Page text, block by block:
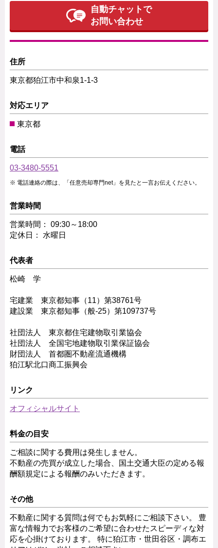
自動チャットで
お問い合わせ
住所
東京都狛江市中和泉1-1-3
対応エリア
東京都
電話
03-3480-5551
電話連絡の際は、「任意売却専門net」を見たと一言お伝えください。
営業時間
営業時間： 09:30～18:00
定休日： 水曜日
代表者
松崎 学
宅建業 東京都知事（11）第38761号
建設業 東京都知事（般-25）第109737号
社団法人 東京都住宅建物取引業協会
社団法人 全国宅地建物取引業保証協会
財団法人 首都圏不動産流通機構
狛江駅北口商工振興会
リンク
オフィシャルサイト
料金の目安
ご相談に関する費用は発生しません。
不動産の売買が成立した場合、国土交通大臣の定める報
酬額規定による報酬のみいただきます。
その他
不動産に関する質問は何でもお気軽にご相談下さい。 豊
富な情報力でお客様のご希望に合わせたスピーディな対
応を心掛けております。 特に狛江市・世田谷区・調布エ